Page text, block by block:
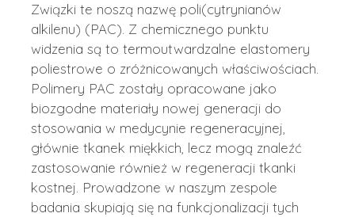
Związki te noszą nazwę poli(cytrynianów
alkilenu) (PAC). Z chemicznego punktu
widzenia są to termoutwardzalne elastomery
poliestrowe o zróżnicowanych właściwościach.
Polimery PAC zostały opracowane jako
biozgodne materiały nowej generacji do
stosowania w medycynie regeneracyjnej,
głównie tkanek miękkich, lecz mogą znaleźć
zastosowanie również w regeneracji tkanki
kostnej. Prowadzone w naszym zespole
badania skupiają się na funkcjonalizacji tych